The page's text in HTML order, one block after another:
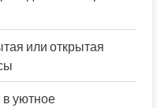
или открытая
в уютное